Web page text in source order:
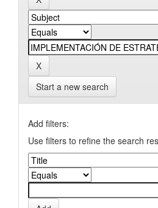
Start a new search
Add filters:
Use filters to refine the search